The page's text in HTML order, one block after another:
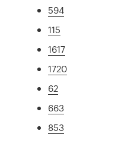
594
115
1617
1720
62
663
853